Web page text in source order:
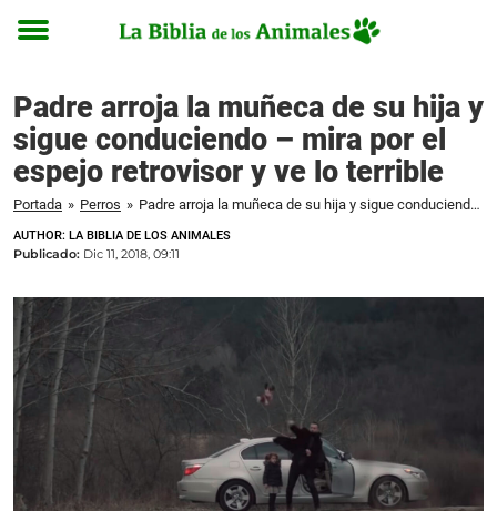
Toggle
Padre arroja la muñeca de su hija y
sigue conduciendo – mira por el
espejo retrovisor y ve lo terrible
Portada » Perros » Padre arroja la muñeca de su hija y sigue conduciendo – mira por el espejo retrovisor y ve lo terrible
AUTHOR: LA BIBLIA DE LOS ANIMALES
Publicado: Dic 11, 2018, 09:11